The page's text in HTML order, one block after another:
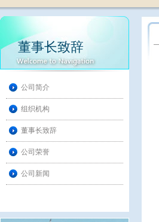
董事长致辞
公司简介
组织机构
董事长致辞
公司荣誉
公司新闻